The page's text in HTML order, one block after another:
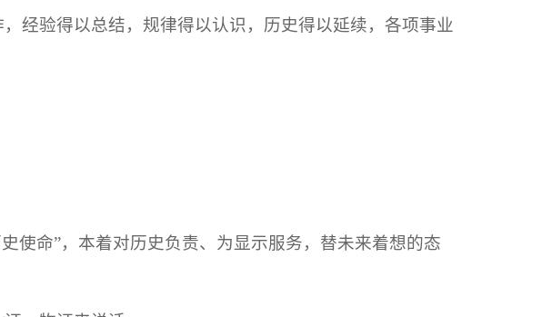
经验得以总结，规律得以认识，历史得以延续，各项事业
使命”，本着对历史负责、为显示服务，替未来着想的态